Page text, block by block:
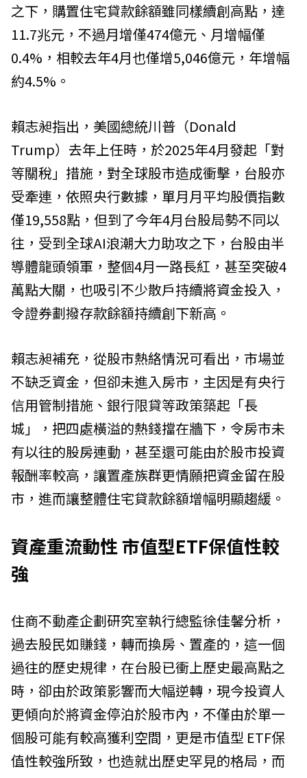
之下，購置住宅貸款餘額雖同樣續創高點，達
11.7兆元，不過月增僅474億元、月增幅僅
0.4%，相較去年4月也僅增5,046億元，年增幅
約4.5%。
賴志昶指出，美國總統川普（Donald
Trump）去年上任時，於2025年4月發起「對
等關稅」措施，對全球股市造成衝擊，台股亦
受牽連，依照央行數據，單月月平均股價指數
僅19,558點，但到了今年4月台股局勢不同以
往，受到全球AI浪潮大力助攻之下，台股由半
導體龍頭領軍，整個4月一路長紅，甚至突破4
萬點大關，也吸引不少散戶持續將資金投入，
令證券劃撥存款餘額持續創下新高。
賴志昶補充，從股市熱絡情況可看出，市場並
不缺乏資金，但卻未進入房市，主因是有央行
信用管制措施、銀行限貸等政策築起「長
城」，把四處橫溢的熱錢擋在牆下，令房市未
有以往的股房連動，甚至還可能由於股市投資
報酬率較高，讓置產族群更情願把資金留在股
市，進而讓整體住宅貸款餘額增幅明顯趨緩。
資產重流動性 市值型ETF保值性較
強
住商不動產企劃研究室執行總監徐佳馨分析，
過去股民如賺錢，轉而換房、置產的，這一個
過往的歷史規律，在台股已衝上歷史最高點之
時，卻由於政策影響而大幅逆轉，現今投資人
更傾向於將資金停泊於股市內，不僅由於單一
個股可能有較高獲利空間，更是市值型 ETF保
值性較強所致，也造就出歷史罕見的格局，而